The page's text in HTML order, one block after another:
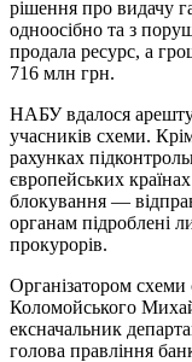
рішення про видачу
одноосібно та з
продала ресурс, а
716 млн грн.
НАБУ вдалося
учасників схеми.
рахунках
європейських
блокування —
органам підроблені
прокурорів.
Організатором схеми
Коломойського
ексначальник
голова правління